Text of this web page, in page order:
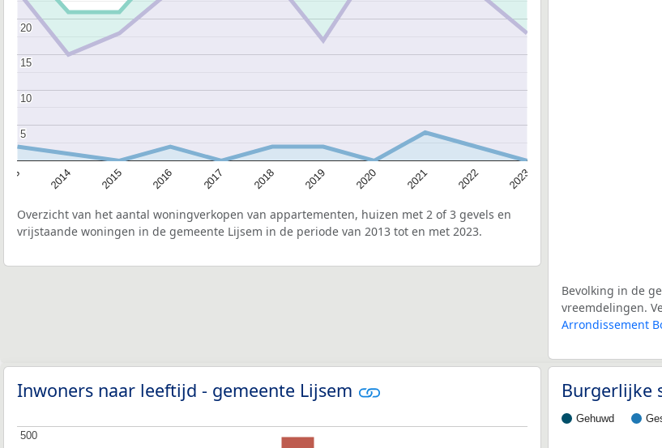
2014 2015 2016 2017 2018 2019 2020 2021 2022 2023
5
5
10
10
15
15
20
20
Overzicht van het aantal woningverkopen van appartementen, huizen met 2 of 3 gevels en
vrijstaande woningen in de gemeente Lijsem in de periode van 2013 tot en met 2023.
Bevolking in de
vreemdelingen.
Arrondissement
Inwoners naar leeftijd - gemeente Lijsem
500
500
Burgerlijke
Gehuwd